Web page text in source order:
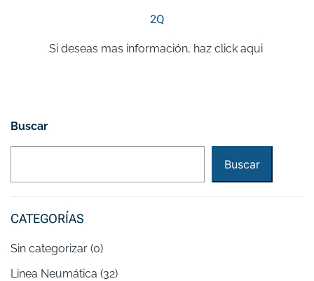
2Q
Si deseas mas información, haz click aqui
Buscar
Buscar
CATEGORÍAS
Sin categorizar (0)
Linea Neumática (32)